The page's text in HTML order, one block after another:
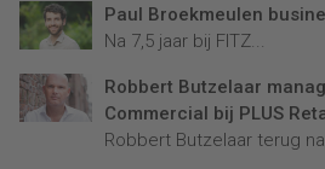
Paul Broekmeulen
Na 7,5 jaar bij FITZ...
Robbert Butzelaar
Commercial bij PLUS
Robbert Butzelaar terug